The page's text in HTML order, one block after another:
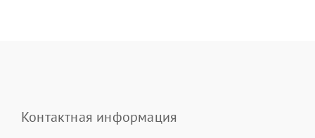
Контактная информация